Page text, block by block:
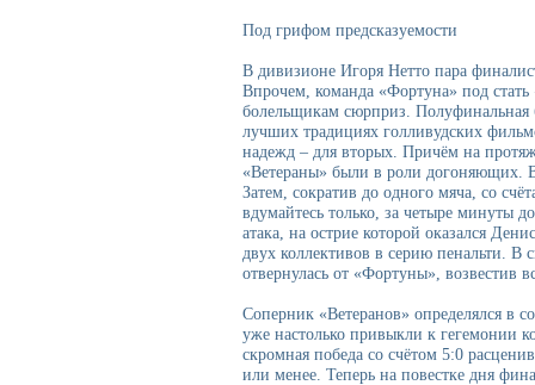
Под грифом предсказуемости
В дивизионе Игоря Нетто пара
Впрочем, команда «Фортуна» под
болельщикам сюрприз.
лучших традициях голливудских
надежд – для вторых. Причём на
«Ветераны» были в роли догоняющих.
Затем, сократив до одного мяча, со
вдумайтесь только, за четыре минуты
атака, на острие которой оказался
двух коллективов в серию пенальти. В
отвернулась от «Фортуны», возвестив
Соперник «Ветеранов» определялся в
уже настолько привыкли к гегемонии
скромная победа со счётом 5:0
или менее. Теперь на повестке дня